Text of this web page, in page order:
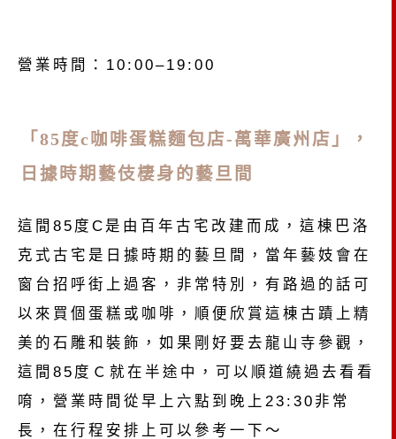
營業時間：10:00–19:00
「85度c咖啡蛋糕麵包店-萬華廣州店」，
日據時期藝伎棲身的藝旦間
這間85度C是由百年古宅改建而成，這棟巴洛
克式古宅是日據時期的藝旦間，當年藝妓會在
窗台招呼街上過客，非常特別，有路過的話可
以來買個蛋糕或咖啡，順便欣賞這棟古蹟上精
美的石雕和裝飾，如果剛好要去龍山寺參觀，
這間85度Ｃ就在半途中，可以順道繞過去看看
唷，營業時間從早上六點到晚上23:30非常
長，在行程安排上可以參考一下～